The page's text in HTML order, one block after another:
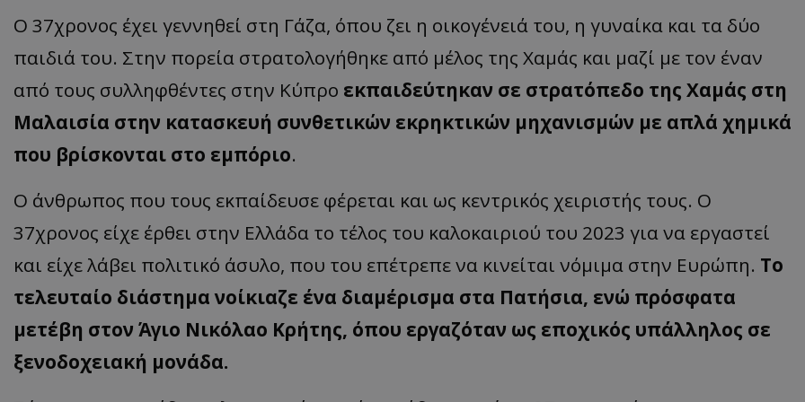
Ο 37χρονος έχει γεννηθεί στη Γάζα, όπου ζει η οικογένειά του, η γυναίκα και τα δύο
παιδιά του. Στην πορεία στρατολογήθηκε από μέλος της Χαμάς και μαζί με τον έναν
από τους συλληφθέντες στην Κύπρο εκπαιδεύτηκαν σε στρατόπεδο της Χαμάς στη
Μαλαισία στην κατασκευή συνθετικών εκρηκτικών μηχανισμών με απλά χημικά
που βρίσκονται στο εμπόριο.
O άνθρωπος που τους εκπαίδευσε φέρεται και ως κεντρικός χειριστής τους. Ο
37χρονος είχε έρθει στην Ελλάδα το τέλος του καλοκαιριού του 2023 για να εργαστεί
και είχε λάβει πολιτικό άσυλο, που του επέτρεπε να κινείται νόμιμα στην Ευρώπη. Το
τελευταίο διάστημα νοίκιαζε ένα διαμέρισμα στα Πατήσια, ενώ πρόσφατα
μετέβη στον Άγιο Νικόλαο Κρήτης, όπου εργαζόταν ως εποχικός υπάλληλος σε
ξενοδοχειακή μονάδα.
ASP.NET_SessionId
Microsoft Corporation
themasports.tothemaonline.com
συνεδρία
Αυτό το cookie
πληροφορίες
με τον οποίο ο
τυχόν
έχει δει ο
επισκεφθεί
επισκέπτη
πολιτικές και
οι προτιμήσεις
μελλοντικές
__cf_bm
Cloudflare Inc.
29 λεπτά 58
Αυτό το cookie
και ρομπότ.
για τον